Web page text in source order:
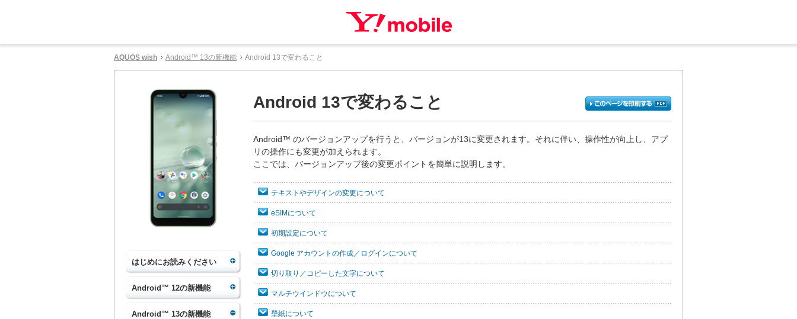
AQUOS wish Android™ 13の新機能 Android 13で変わること
はじめにお読みください
Android™ 12の新機能
Android™ 13の新機能
Android 13で変わること
Android™ のバージョンアップを行うと、バージョンが13に変更されます。それに伴い、操作性が向上し、アプ
リの操作にも変更が加えられます。
ここでは、バージョンアップ後の変更ポイントを簡単に説明します。
テキストやデザインの変更について
eSIMについて
初期設定について
Google アカウントの作成／ログインについて
切り取り／コピーした文字について
マルチウインドウについて
壁紙について